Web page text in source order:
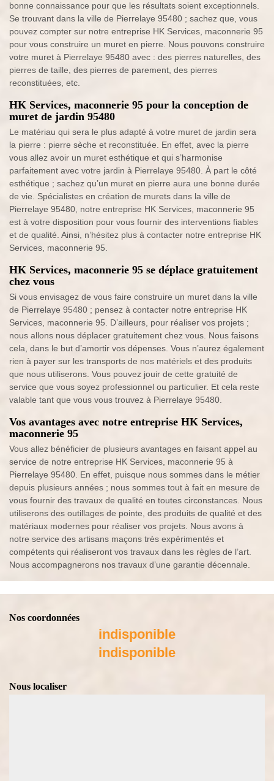
bonne connaissance pour que les résultats soient exceptionnels.
Se trouvant dans la ville de Pierrelaye 95480 ; sachez que, vous
pouvez compter sur notre entreprise HK Services, maconnerie 95
pour vous construire un muret en pierre. Nous pouvons construire
votre muret à Pierrelaye 95480 avec : des pierres naturelles, des
pierres de taille, des pierres de parement, des pierres
reconstituées, etc.
HK Services, maconnerie 95 pour la conception de
muret de jardin 95480
Le matériau qui sera le plus adapté à votre muret de jardin sera
la pierre : pierre sèche et reconstituée. En effet, avec la pierre
vous allez avoir un muret esthétique et qui s’harmonise
parfaitement avec votre jardin à Pierrelaye 95480. À part le côté
esthétique ; sachez qu’un muret en pierre aura une bonne durée
de vie. Spécialistes en création de murets dans la ville de
Pierrelaye 95480, notre entreprise HK Services, maconnerie 95
est à votre disposition pour vous fournir des interventions fiables
et de qualité. Ainsi, n’hésitez plus à contacter notre entreprise HK
Services, maconnerie 95.
HK Services, maconnerie 95 se déplace gratuitement
chez vous
Si vous envisagez de vous faire construire un muret dans la ville
de Pierrelaye 95480 ; pensez à contacter notre entreprise HK
Services, maconnerie 95. D’ailleurs, pour réaliser vos projets ;
nous allons nous déplacer gratuitement chez vous. Nous faisons
cela, dans le but d’amortir vos dépenses. Vous n’aurez également
rien à payer sur les transports de nos matériels et des produits
que nous utiliserons. Vous pouvez jouir de cette gratuité de
service que vous soyez professionnel ou particulier. Et cela reste
valable tant que vous vous trouvez à Pierrelaye 95480.
Vos avantages avec notre entreprise HK Services,
maconnerie 95
Vous allez bénéficier de plusieurs avantages en faisant appel au
service de notre entreprise HK Services, maconnerie 95 à
Pierrelaye 95480. En effet, puisque nous sommes dans le métier
depuis plusieurs années ; nous sommes tout à fait en mesure de
vous fournir des travaux de qualité en toutes circonstances. Nous
utiliserons des outillages de pointe, des produits de qualité et des
matériaux modernes pour réaliser vos projets. Nous avons à
notre service des artisans maçons très expérimentés et
compétents qui réaliseront vos travaux dans les règles de l’art.
Nous accompagnerons nos travaux d’une garantie décennale.
Nos coordonnées
indisponible
indisponible
Nous localiser